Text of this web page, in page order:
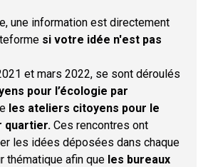
une information est directement
si votre idée n'est pas
et mars 2022, se sont déroulés
pour l’écologie par
les ateliers citoyens pour le
quartier. Ces rencontres ont
les idées déposées dans chaque
thématique afin que les bureaux